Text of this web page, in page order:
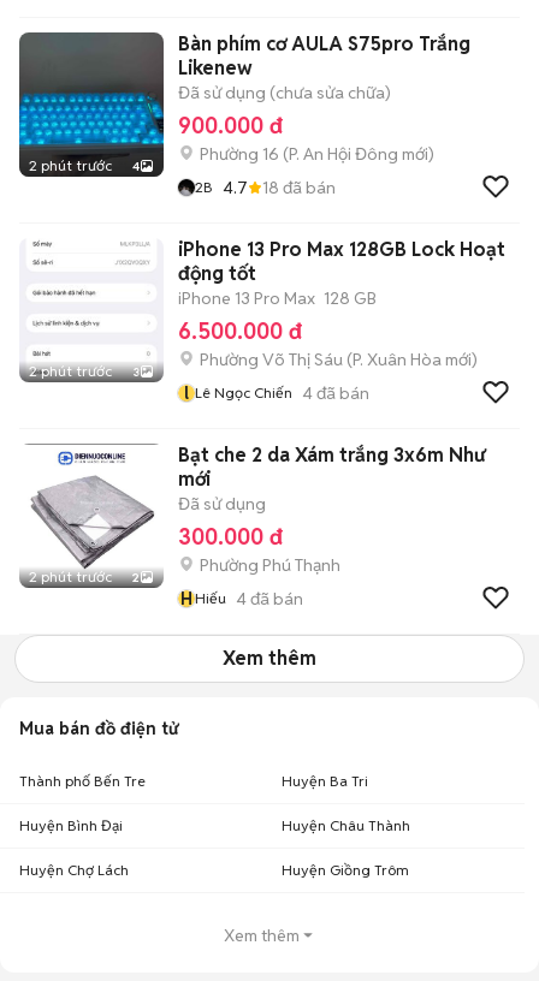
2 phút trước 4
Bàn phím cơ AULA S75pro Trắng
Likenew
Đã sử dụng (chưa sửa chữa)
900.000 đ
Phường 16 (P. An Hội Đông mới)
2B 4.7 18 đã bán
2 phút trước 3
iPhone 13 Pro Max 128GB Lock Hoạt
động tốt
iPhone 13 Pro Max 128 GB
6.500.000 đ
Phường Võ Thị Sáu (P. Xuân Hòa mới)
l Lê Ngọc Chiến 4đã bán
2 phút trước 2
Bạt che 2 da Xám trắng 3x6m Như
mới
Đã sử dụng
300.000 đ
Phường Phú Thạnh
HHiếu 4đã bán
Xem thêm
Mua bán đồ điện tử
Thành phố Bến Tre Huyện Ba Tri
Huyện Bình Đại Huyện Châu Thành
Huyện Chợ Lách Huyện Giồng Trôm
Xem thêm